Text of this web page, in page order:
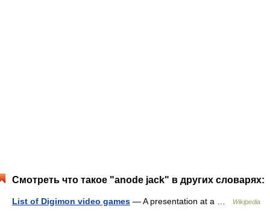
Смотреть что такое "anode jack" в других словарях:
List of Digimon video games — A presentation at a … Wikipedia